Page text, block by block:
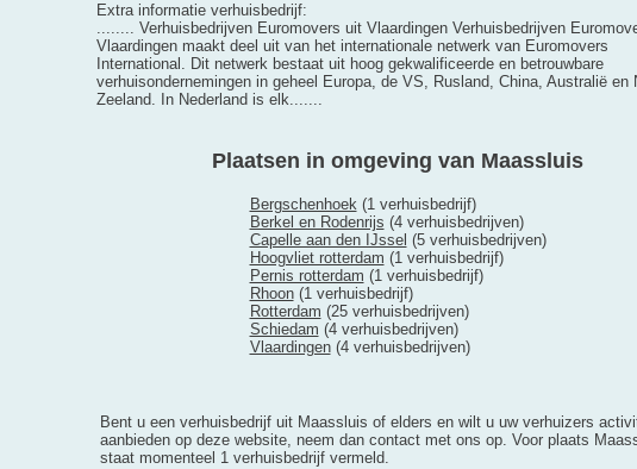
Extra informatie verhuisbedrijf:
........ Verhuisbedrijven Euromovers uit Vlaardingen Verhuisbedrijven
Vlaardingen maakt deel uit van het internationale netwerk van Euromovers
International. Dit netwerk bestaat uit hoog gekwalificeerde en betrouwbare
verhuisondernemingen in geheel Europa, de VS, Rusland, China, Australië en
Zeeland. In Nederland is elk.......
Plaatsen in omgeving van Maassluis
Bergschenhoek(1 verhuisbedrijf)
Berkel en Rodenrijs (4 verhuisbedrijven)
Capelle aan den IJssel (5 verhuisbedrijven)
Hoogvliet rotterdam (1 verhuisbedrijf)
Pernis rotterdam (1 verhuisbedrijf)
Rhoon(1 verhuisbedrijf)
Rotterdam (25 verhuisbedrijven)
Schiedam (4 verhuisbedrijven)
Vlaardingen(4 verhuisbedrijven)
Bent u een verhuisbedrijf uit Maassluis of elders en wilt u uw verhuizers
aanbieden op deze website, neem dan contact met ons op. Voor plaats
staat momenteel 1 verhuisbedrijf vermeld.